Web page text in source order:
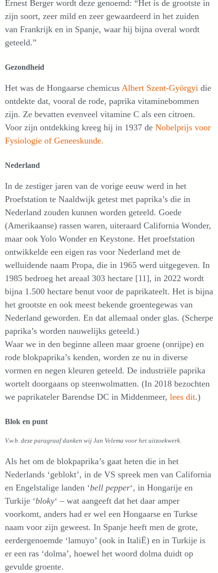
Ernest Berger wordt deze genoemd: “Het is de grootste in
zijn soort, zeer mild en zeer gewaardeerd in het zuiden
van Frankrijk en in Spanje, waar hij bijna overal wordt
geteeld.”
Gezondheid
Het was de Hongaarse chemicus Albert Szent-Györgyi die
ontdekte dat, vooral de rode, paprika vitaminebommen
zijn. Ze bevatten evenveel vitamine C als een citroen.
Voor zijn ontdekking kreeg hij in 1937 de Nobelprijs voor
Fysiologie of Geneeskunde.
Nederland
In de zestiger jaren van de vorige eeuw werd in het
Proefstation te Naaldwijk getest met paprika’s die in
Nederland zouden kunnen worden geteeld. Goede
(Amerikaanse) rassen waren, uiteraard California Wonder,
maar ook Yolo Wonder en Keystone. Het proefstation
ontwikkelde een eigen ras voor Nederland met de
welluidende naam Propa, die in 1965 werd uitgegeven. In
1985 bedroeg het areaal 303 hectare [11], in 2022 wordt
bijna 1.500 hectare benut voor de paprikateelt. Het is bijna
het grootste en ook meest bekende groentegewas van
Nederland geworden. En dat allemaal onder glas. (Scherpe
paprika’s worden nauwelijks geteeld.)
Waar we in den beginne alleen maar groene (onrijpe) en
rode blokpaprika’s kenden, worden ze nu in diverse
vormen en negen kleuren geteeld. De industriële paprika
wortelt doorgaans op steenwolmatten. (In 2018 bezochten
we paprikateler Barendse DC in Middenmeer, lees dit.)
Blok en punt
V.w.b. deze paragraaf danken wij Jan Velema voor het uitzoekwerk.
Als het om de blokpaprika’s gaat heten die in het
Nederlands ‘geblokt’, in de VS spreek men van California
en Engelstalige landen ‘bell pepper‘, in Hongarije en
Turkije ‘bloky‘ – wat aangeeft dat het daar amper
voorkomt, anders had er wel een Hongaarse en Turkse
naam voor zijn geweest. In Spanje heeft men de grote,
eerdergenoemde ‘lamuyo’ (ook in ItaliË) en in Turkije is
er een ras ‘dolma’, hoewel het woord dolma duidt op
gevulde groente.